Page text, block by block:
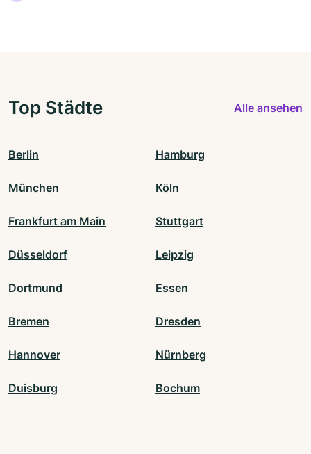
Top Städte Alle ansehen
Berlin Hamburg
München Köln
Frankfurt am Main Stuttgart
Düsseldorf Leipzig
Dortmund Essen
Bremen Dresden
Hannover Nürnberg
Duisburg Bochum